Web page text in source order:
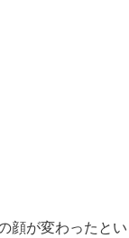
顔が変わったと